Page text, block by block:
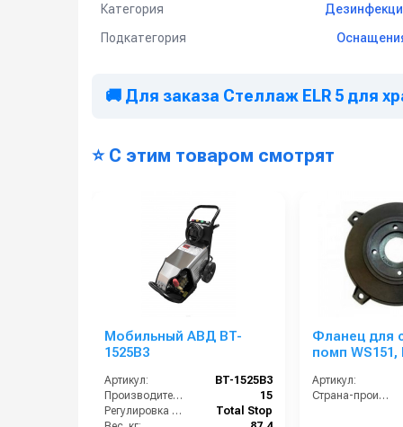
Категория
Подкатегория
🚚 Для заказа Стеллаж ELR 5 для
⭐ С этим товаром смотрят
Мобильный АВД BT-
1525B3
Артикул:
BT-1525B3
Производительность (л/мин):
15
Регулировка давления:
Total Stop
Фланец для
помп WS151,
Артикул:
Страна-производитель: